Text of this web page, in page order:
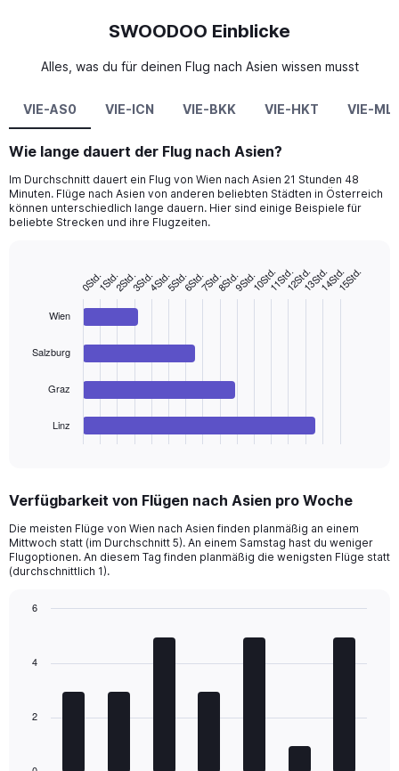
SWOODOO Einblicke
Alles, was du für deinen Flug nach Asien wissen musst
VIE-AS0 VIE-ICN VIE-BKK VIE-HKT VIE-
Wie lange dauert der Flug nach Asien?
Im Durchschnitt dauert ein Flug von Wien nach Asien 21 Stunden 48
Minuten. Flüge nach Asien von anderen beliebten Städten in Österreich
können unterschiedlich lange dauern. Hier sind einige Beispiele für
beliebte Strecken und ihre Flugzeiten.
chart
Range:
categories.
The
chart
displaying
Range:
to
Wien
Salzburg
Graz
Linz
0Std.1Std.2Std.3Std.4Std.5Std.6Std.7Std.8Std.9Std.10Std.11Std.12Std.13Std.14Std.15Std.
Verfügbarkeit von Flügen nach Asien pro Woche
Die meisten Flüge von Wien nach Asien finden planmäßig an einem
Mittwoch statt (im Durchschnitt 5). An einem Samstag hast du weniger
Flugoptionen. An diesem Tag finden planmäßig die wenigsten Flüge statt
(durchschnittlich 1).
The
2
4
6